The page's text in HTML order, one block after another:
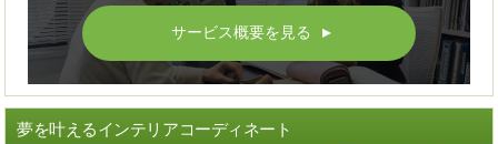
サービス概要を見る ▲
夢を叶えるインテリアコーディネート